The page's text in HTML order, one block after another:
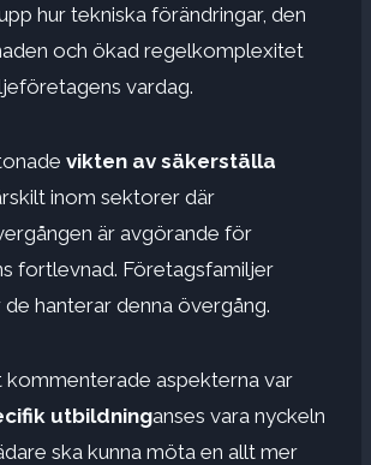
hur tekniska förändringar, den
och ökad regelkomplexitet
vardag.
vikten av säkerställa
inom sektorer där
är avgörande för
fortlevnad. Företagsfamiljer
hanterar denna övergång.
kommenterade aspekterna var
utbildninganses vara nyckeln
ska kunna möta en allt mer